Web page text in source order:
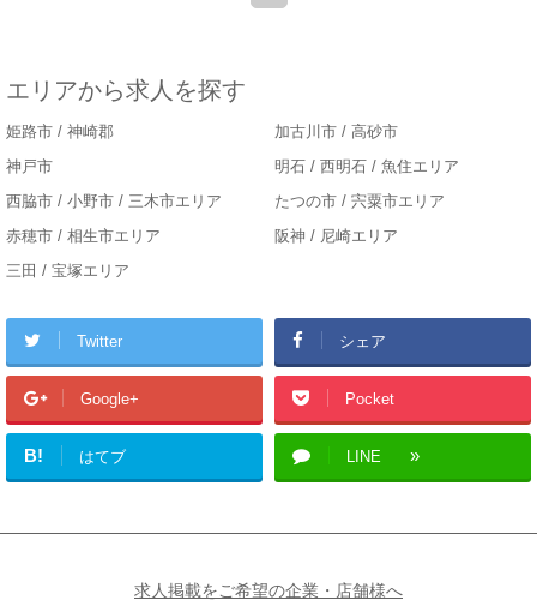
エリアから求人を探す
姫路市 / 神崎郡
加古川市 / 高砂市
神戸市
明石 / 西明石 / 魚住エリア
西脇市 / 小野市 / 三木市エリア
たつの市 / 宍粟市エリア
赤穂市 / 相生市エリア
阪神 / 尼崎エリア
三田 / 宝塚エリア
Twitter シェア
Google+ Pocket
B! はてブ LINE
求人掲載をご希望の企業・店舗様へ